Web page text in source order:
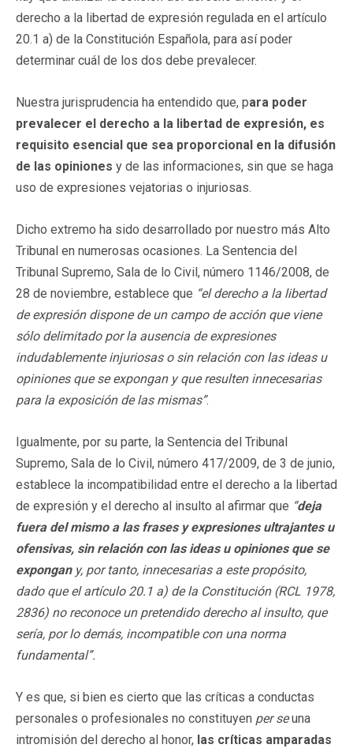
derecho a la libertad de expresión regulada en el artículo
20.1 a) de la Constitución Española, para así poder
determinar cuál de los dos debe prevalecer.
Nuestra jurisprudencia ha entendido que, para poder
prevalecer el derecho a la libertad de expresión, es
requisito esencial que sea proporcional en la difusión
de las opiniones y de las informaciones, sin que se haga
uso de expresiones vejatorias o injuriosas.
Dicho extremo ha sido desarrollado por nuestro más Alto
Tribunal en numerosas ocasiones. La Sentencia del
Tribunal Supremo, Sala de lo Civil, número 1146/2008, de
28 de noviembre, establece que “el derecho a la libertad
de expresión dispone de un campo de acción que viene
sólo delimitado por la ausencia de expresiones
indudablemente injuriosas o sin relación con las ideas u
opiniones que se expongan y que resulten innecesarias
para la exposición de las mismas”.
Igualmente, por su parte, la Sentencia del Tribunal
Supremo, Sala de lo Civil, número 417/2009, de 3 de junio,
establece la incompatibilidad entre el derecho a la libertad
de expresión y el derecho al insulto al afirmar que “deja
fuera del mismo a las frases y expresiones ultrajantes u
ofensivas, sin relación con las ideas u opiniones que se
expongan y, por tanto, innecesarias a este propósito,
dado que el artículo 20.1 a) de la Constitución (RCL 1978,
2836) no reconoce un pretendido derecho al insulto, que
sería, por lo demás, incompatible con una norma
fundamental”.
Y es que, si bien es cierto que las críticas a conductas
personales o profesionales no constituyen per seuna
intromisión del derecho al honor, las críticas amparadas